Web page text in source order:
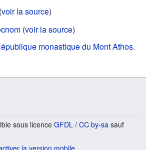
(voir la source)
(voir la source)
monastique du Mont Athos.
sous licence GFDL / CC by-sa sauf